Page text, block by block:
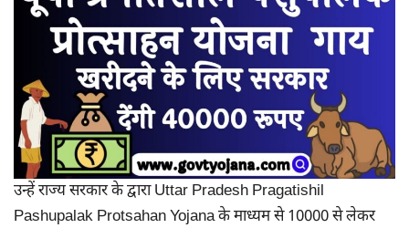
उन्हें राज्य सरकार के द्वारा Uttar Pradesh Pragatishil
Pashupalak Protsahan Yojana के माध्यम से 10000 से लेकर